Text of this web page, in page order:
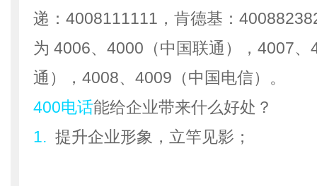
递：4008111111，肯德基：
为 4006、4000（中国联通），4007
通），4008、4009（中国电信）。
400电话能给企业带来什么好处？
1. 提升企业形象，立竿见影；